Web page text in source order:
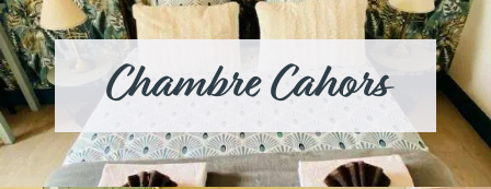
Chambre Cahors